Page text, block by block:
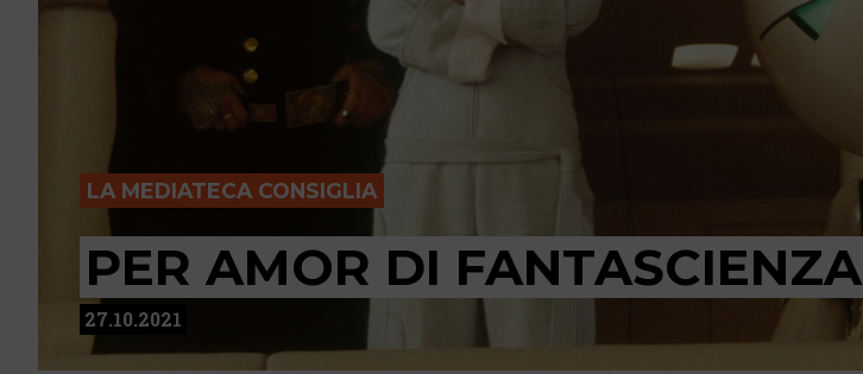
LA MEDIATECA CONSIGLIA
PER AMOR DI FANTASCIENZA
27.10.2021